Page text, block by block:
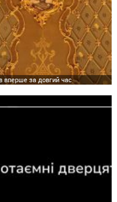
вперше за довгий час